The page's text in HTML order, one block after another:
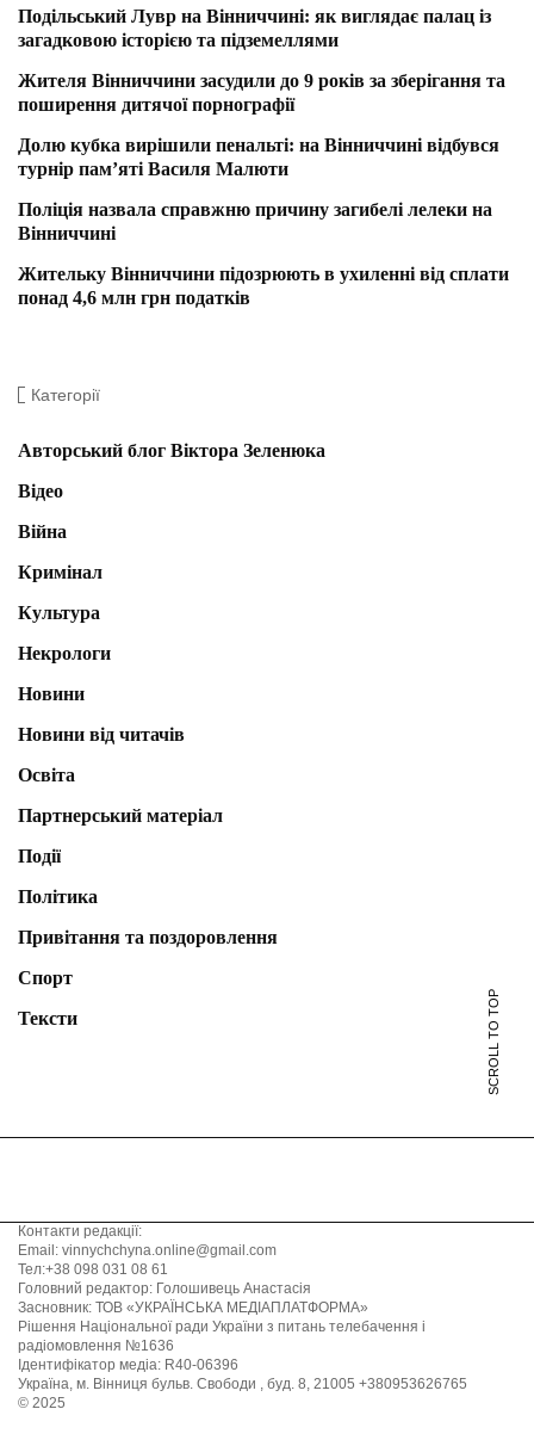
Подільський Лувр на Вінниччині: як виглядає палац із
загадковою історією та підземеллями
Жителя Вінниччини засудили до 9 років за зберігання та
поширення дитячої порнографії
Долю кубка вирішили пенальті: на Вінниччині відбувся
турнір пам’яті Василя Малюти
Поліція назвала справжню причину загибелі лелеки на
Вінниччині
Жительку Вінниччини підозрюють в ухиленні від сплати
понад 4,6 млн грн податків
Категорії
Авторський блог Віктора Зеленюка
Відео
Війна
Кримінал
Культура
Некрологи
Новини
Новини від читачів
Освіта
Партнерський матеріал
Події
Політика
Привітання та поздоровлення
Спорт
Тексти
SCROLL TO TOP
Контакти редакції:
Email: vinnychchyna.online@gmail.com
Тел:+38 098 031 08 61
Головний редактор: Голошивець Анастасія
Засновник: ТОВ «УКРАЇНСЬКА МЕДІАПЛАТФОРМА»
Рішення Національної ради України з питань телебачення і
радіомовлення №1636
Ідентифікатор медіа: R40-06396
Україна, м. Вінниця бульв. Свободи , буд. 8, 21005 +380953626765
© 2025